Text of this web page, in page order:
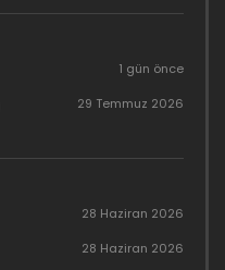
1 gün önce
29 Temmuz 2026
28 Haziran 2026
28 Haziran 2026